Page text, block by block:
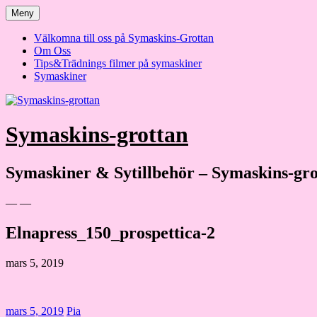
Hoppa
till
innehåll
Meny
Välkomna till oss på Symaskins-Grottan
Om Oss
Tips&Trädnings filmer på symaskiner
Symaskiner
Symaskins-grottan
Symaskiner & Sytillbehör – Symaskins-
— —
Elnapress_150_prospettica-2
mars 5, 2019
mars 5, 2019 Pia